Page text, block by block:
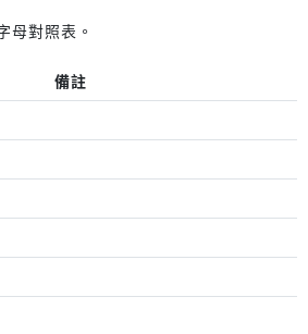
母對照表。
備註